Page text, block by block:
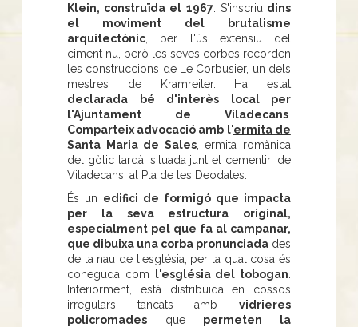
Klein, construïda el 1967. S'inscriu dins
el moviment del brutalisme
arquitectònic , per l'ús extensiu del
ciment nu, però les seves corbes recorden
les construccions de Le Corbusier, un dels
mestres de Kramreiter. Ha estat
declarada bé d'interès local per
l'Ajuntament de Viladecans
Comparteix advocació amb l'ermita de
Santa Maria de Sales, ermita romànica
del gòtic tardà, situada junt el cementiri de
Viladecans, al Pla de les Deodates.
És un edifici de formigó que impacta
per la seva estructura original,
especialment pel que fa al campanar,
que dibuixa una corba pronunciada des
de la nau de l'església, per la qual cosa és
coneguda com
l'església del tobogan
Interiorment, està distribuïda en cossos
irregulars tancats amb vidrieres
policromades que permeten la